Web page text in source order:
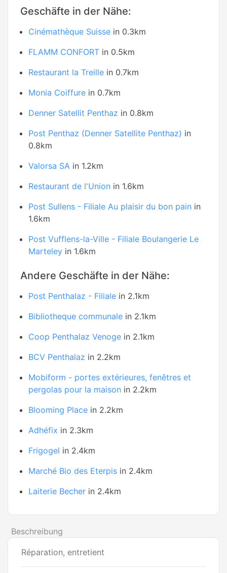
Geschäfte in der Nähe:
Cinémathèque Suisse in 0.3km
FLAMM CONFORT in 0.5km
Restaurant la Treille in 0.7km
Monia Coiffure in 0.7km
Denner Satellit Penthaz in 0.8km
Post Penthaz (Denner Satellite Penthaz) in
0.8km
Valorsa SA in 1.2km
Restaurant de l'Union in 1.6km
Post Sullens - Filiale Au plaisir du bon pain in
1.6km
Post Vufflens-la-Ville - Filiale Boulangerie Le
Marteley in 1.6km
Andere Geschäfte in der Nähe:
Post Penthalaz - Filiale in 2.1km
Bibliotheque communale in 2.1km
Coop Penthalaz Venoge in 2.1km
BCV Penthalaz in 2.2km
Mobiform - portes extérieures, fenêtres et
pergolas pour la maison in 2.2km
Blooming Place in 2.2km
Adhéfix in 2.3km
Frigogel in 2.4km
Marché Bio des Eterpis in 2.4km
Laiterie Becher in 2.4km
Beschreibung
Réparation, entretient